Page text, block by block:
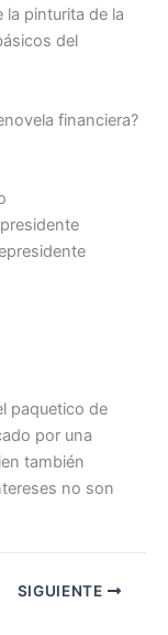
la pinturita de la
del
financiera?
paquetico de
por una
también
no son
SIGUIENTE